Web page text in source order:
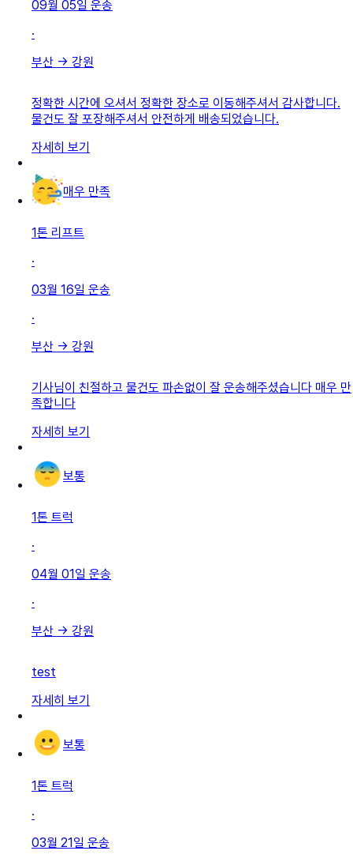
09월 05일 운송
·
부산 → 강원
정확한 시간에 오셔서 정확한 장소로 이동해주셔서 감사합니다.
물건도 잘 포장해주셔서 안전하게 배송되었습니다.
자세히 보기
매우 만족
1톤 리프트
·
03월 16일 운송
·
부산 → 강원
기사님이 친절하고 물건도 파손없이 잘 운송해주셨습니다 매우 만
족합니다
자세히 보기
보통
1톤 트럭
·
04월 01일 운송
·
부산 → 강원
test
자세히 보기
보통
1톤 트럭
·
03월 21일 운송